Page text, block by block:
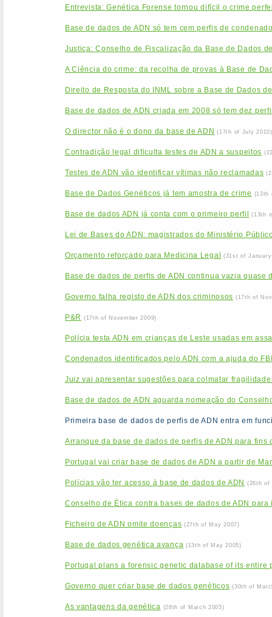
Entrevista: Genética Forense tornou difícil o crime
Base de dados de ADN só tem cem perfis de
Justiça: Conselho de Fiscalização da Base de Dados
A Ciência do crime: da recolha de provas à Base de
Direito de Resposta do INML sobre a Base de Dados
Base de dados de ADN criada em 2008 só tem dez
O director não é o dono da base de ADN (17th of July 2010)
Contradição legal dificulta testes de ADN a suspeitos
Testes de ADN vão identificar vítimas não reclamadas
Base de Dados Genéticos já tem amostra de crime (13th
Base de dados ADN já conta com o primeiro perfil (13th
Lei de Bases do ADN: magistrados do Ministério
Orçamento reforçado para Medicina Legal (31st of
Base de dados de perfis de ADN continua vazia quase
Governo falha registo de ADN dos criminosos (17th of
P&R (17th of November 2009)
Polícia testa ADN em crianças de Leste usadas em
Condenados identificados pelo ADN com a ajuda do
Juiz vai apresentar sugestões para colmatar
Base de dados de ADN aguarda nomeação do
Primeira base de dados de perfis de ADN entra em
Arranque da base de dados de perfis de ADN para
Portugal vai criar base de dados de ADN a partir de
Polícias vão ter acesso à base de dados de ADN (26th of
Conselho de Ética contra bases de dados de ADN
Ficheiro de ADN omite doenças (27th of May 2007)
Base de dados genética avança (13th of May 2005)
Portugal plans a forensic genetic database of its entire
Governo quer criar base de dados genéticos (30th of
As vantagens da genética (28th of March 2005)